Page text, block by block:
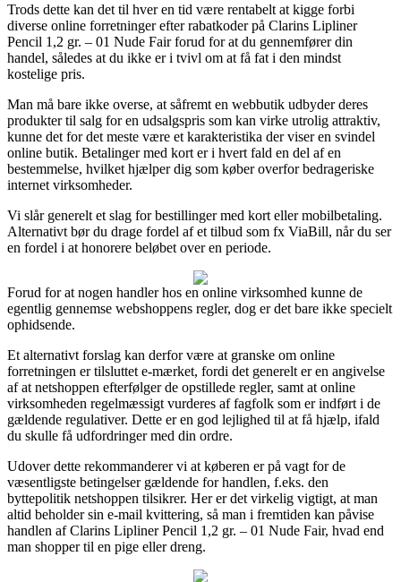
Trods dette kan det til hver en tid være rentabelt at kigge forbi
diverse online forretninger efter rabatkoder på Clarins Lipliner
Pencil 1,2 gr. – 01 Nude Fair forud for at du gennemfører din
handel, således at du ikke er i tvivl om at få fat i den mindst
kostelige pris.
Man må bare ikke overse, at såfremt en webbutik udbyder deres
produkter til salg for en udsalgspris som kan virke utrolig attraktiv,
kunne det for det meste være et karakteristika der viser en svindel
online butik. Betalinger med kort er i hvert fald en del af en
bestemmelse, hvilket hjælper dig som køber overfor bedrageriske
internet virksomheder.
Vi slår generelt et slag for bestillinger med kort eller mobilbetaling.
Alternativt bør du drage fordel af et tilbud som fx ViaBill, når du ser
en fordel i at honorere beløbet over en periode.
Forud for at nogen handler hos en online virksomhed kunne de
egentlig gennemse webshoppens regler, dog er det bare ikke specielt
ophidsende.
Et alternativt forslag kan derfor være at granske om online
forretningen er tilsluttet e-mærket, fordi det generelt er en angivelse
af at netshoppen efterfølger de opstillede regler, samt at online
virksomheden regelmæssigt vurderes af fagfolk som er indført i de
gældende regulativer. Dette er en god lejlighed til at få hjælp, ifald
du skulle få udfordringer med din ordre.
Udover dette rekommanderer vi at køberen er på vagt for de
væsentligste betingelser gældende for handlen, f.eks. den
byttepolitik netshoppen tilsikrer. Her er det virkelig vigtigt, at man
altid beholder sin e-mail kvittering, så man i fremtiden kan påvise
handlen af Clarins Lipliner Pencil 1,2 gr. – 01 Nude Fair, hvad end
man shopper til en pige eller dreng.